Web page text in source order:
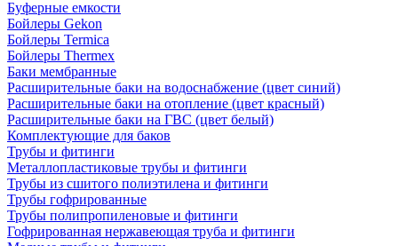
Буферные емкости
Бойлеры Gekon
Бойлеры Termica
Бойлеры Thermex
Баки мембранные
Расширительные баки на водоснабжение (цвет синий)
Расширительные баки на отопление (цвет красный)
Расширительные баки на ГВС (цвет белый)
Комплектующие для баков
Трубы и фитинги
Металлопластиковые трубы и фитинги
Трубы из сшитого полиэтилена и фитинги
Трубы гофрированные
Трубы полипропиленовые и фитинги
Гофрированная нержавеющая труба и фитинги